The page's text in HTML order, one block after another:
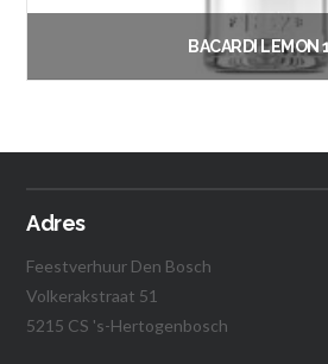
BACARDI LEMON
Adres
Feestverhuur Den Bosch
Volkerakstraat 51
5215 CS 's-Hertogenbosch